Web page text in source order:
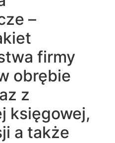
–
firmy
obrębie
z
księgowej,
a także